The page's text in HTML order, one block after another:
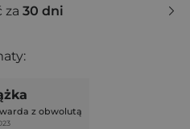
za 30 dni
z obwolutą